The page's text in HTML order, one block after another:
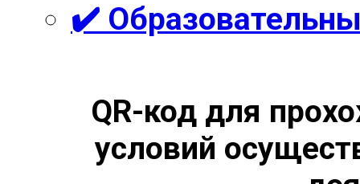
✔️
QR-код для
условий